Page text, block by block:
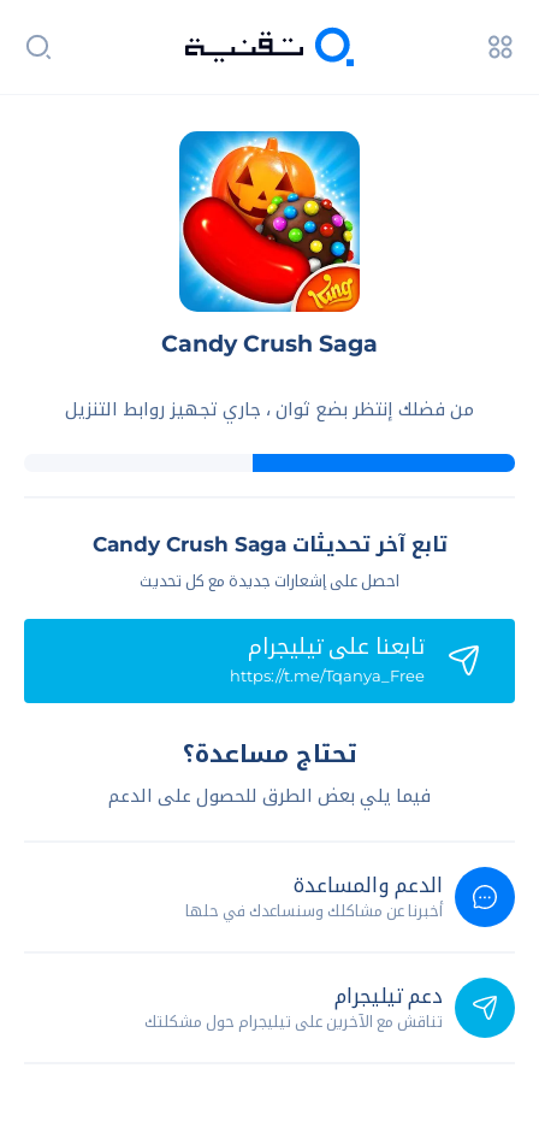
Candy Crush Saga
من فضلك إنتظر بضع ثوان ، جاري تجهيز روابط التنزيل
تابع آخر تحديثات Candy Crush Saga
احصل على إشعارات جديدة مع كل تحديث
تابعنا علي تيليجرام
https://t.me/Tqanya_Free
تحتاج مساعدة؟
فيما يلي بعض الطرق للحصول على الدعم
الدعم والمساعدة
أخبرنا عن مشاكلك وسنساعدك في حلها
دعم تيليجرام
تناقش مع الآخرين على تيليجرام حول مشكلتك